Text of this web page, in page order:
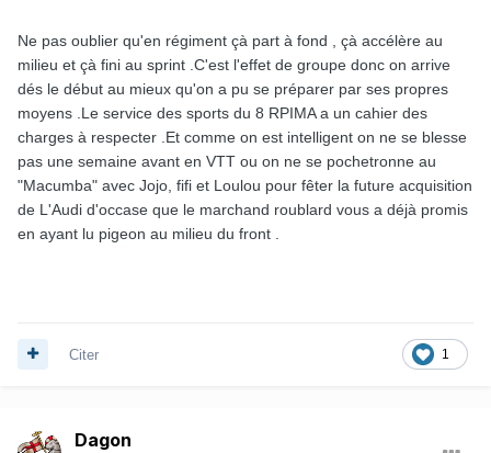
Ne pas oublier qu'en régiment çà part à fond , çà accélère au
milieu et çà fini au sprint .C'est l'effet de groupe donc on arrive
dés le début au mieux qu'on a pu se préparer par ses propres
moyens .Le service des sports du 8 RPIMA a un cahier des
charges à respecter .Et comme on est intelligent on ne se blesse
pas une semaine avant en VTT ou on ne se pochetronne au
"Macumba" avec Jojo, fifi et Loulou pour fêter la future acquisition
de L'Audi d'occase que le marchand roublard vous a déjà promis
en ayant lu pigeon au milieu du front .
1
Citer
Dagon